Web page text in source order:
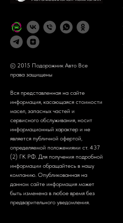
© 2015 Подорожник Авто Все
права защищены
Вся представленная на сайте
информация, касающаяся стоимости
масел, запасных частей и
сервисного обслуживания, носит
информационный характер и не
является публичной офертой,
определяемой положениями ст. 437
(2) ГК РФ. Для получения подробной
информации обращайтесь в нашу
компанию. Опубликованная на
данном сайте информация может
быть изменена в любое время без
предварительного уведомления.